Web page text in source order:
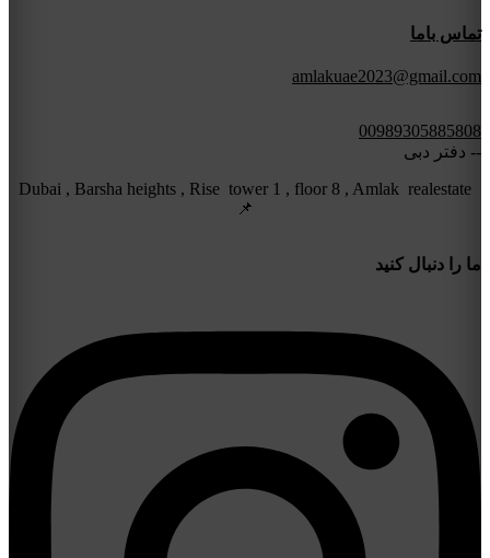
تماس باما
amlakuae2023@gmail.com
00989305885808
-- دفتر دبی
Dubai , Barsha heights , Rise tower 1 , floor 8 , Amlak realestate
📌
ما را دنبال کنید